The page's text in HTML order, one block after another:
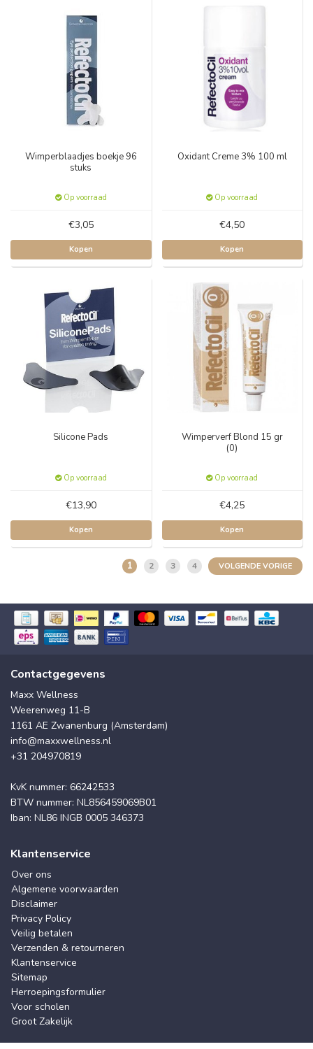
Wimperblaadjes boekje 96
stuks
Op voorraad
€3,05
Kopen
Oxidant Creme 3% 100 ml
Op voorraad
€4,50
Kopen
Silicone Pads
Op voorraad
€13,90
Kopen
Wimperverf Blond 15 gr
(0)
Op voorraad
€4,25
Kopen
1 2 3 4 VOLGENDE VORIGE
Contactgegevens
Maxx Wellness
Weerenweg 11-B
1161 AE Zwanenburg (Amsterdam)
info@maxxwellness.nl
+31 204970819
KvK nummer: 66242533
BTW nummer: NL856459069B01
Iban: NL86 INGB 0005 346373
Klantenservice
Over ons
Algemene voorwaarden
Disclaimer
Privacy Policy
Veilig betalen
Verzenden & retourneren
Klantenservice
Sitemap
Herroepingsformulier
Voor scholen
Groot Zakelijk